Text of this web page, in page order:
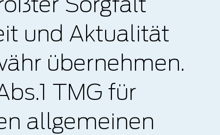
und Aktualität
übernehmen.
TMG für
allgemeinen